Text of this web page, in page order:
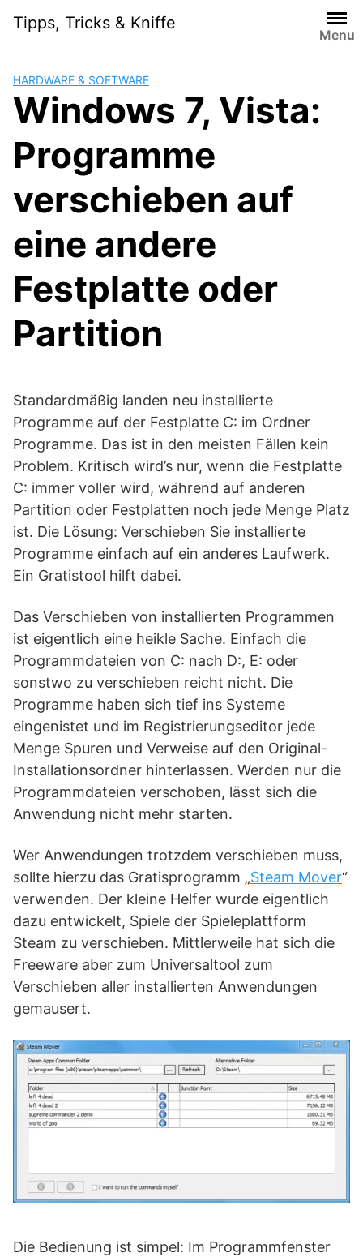
content
Tipps, Tricks & Kniffe
Menu
HARDWARE & SOFTWARE
Windows 7, Vista:
Programme
verschieben auf
eine andere
Festplatte oder
Partition
Standardmäßig landen neu installierte
Programme auf der Festplatte C: im Ordner
Programme. Das ist in den meisten Fällen kein
Problem. Kritisch wird’s nur, wenn die Festplatte
C: immer voller wird, während auf anderen
Partition oder Festplatten noch jede Menge Platz
ist. Die Lösung: Verschieben Sie installierte
Programme einfach auf ein anderes Laufwerk.
Ein Gratistool hilft dabei.
Das Verschieben von installierten Programmen
ist eigentlich eine heikle Sache. Einfach die
Programmdateien von C: nach D:, E: oder
sonstwo zu verschieben reicht nicht. Die
Programme haben sich tief ins Systeme
eingenistet und im Registrierungseditor jede
Menge Spuren und Verweise auf den Original-
Installationsordner hinterlassen. Werden nur die
Programmdateien verschoben, lässt sich die
Anwendung nicht mehr starten.
Wer Anwendungen trotzdem verschieben muss,
sollte hierzu das Gratisprogramm „Steam Mover“
verwenden. Der kleine Helfer wurde eigentlich
dazu entwickelt, Spiele der Spieleplattform
Steam zu verschieben. Mittlerweile hat sich die
Freeware aber zum Universaltool zum
Verschieben aller installierten Anwendungen
gemausert.
Die Bedienung ist simpel: Im Programmfenster